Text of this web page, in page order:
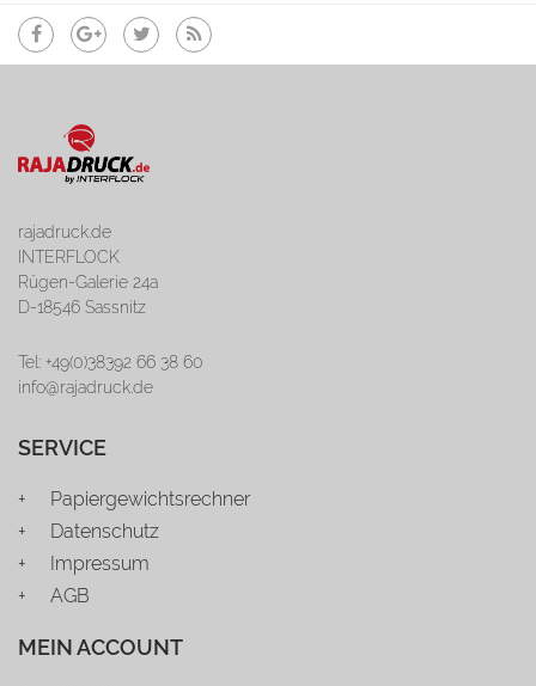
rajadruck.de
INTERFLOCK
Rügen-Galerie 24a
D-18546 Sassnitz
Tel: +49(0)38392 66 38 60
info@rajadruck.de
SERVICE
Papiergewichtsrechner
Datenschutz
Impressum
AGB
MEIN ACCOUNT